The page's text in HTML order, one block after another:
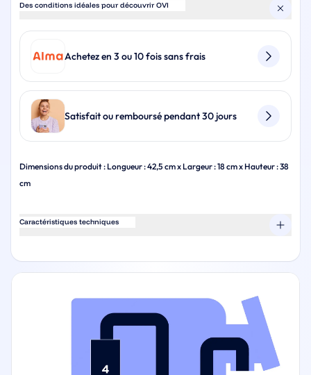
Des conditions idéales pour découvrir OVI
Achetez en 3 ou 10 fois sans frais
Satisfait ou remboursé pendant 30 jours
Dimensions du produit : Longueur : 42,5 cm x Largeur : 18 cm x Hauteur : 38
cm
Caractéristiques techniques